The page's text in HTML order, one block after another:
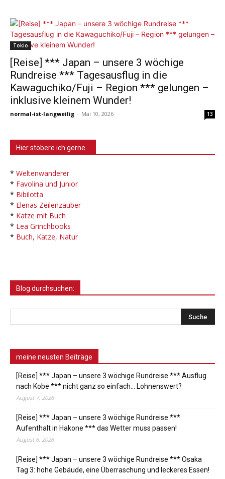
Tokio
[Reise] *** Japan – unsere 3 wöchige
Rundreise *** Tagesausflug in die
Kawaguchiko/Fuji – Region *** gelungen –
inklusive kleinem Wunder!
normal-ist-langweilig - Mai 10, 2026 13
Hier stöbere ich gerne…
* Weltenwanderer
* Favolina und Junior
* Bibilotta
* Elenas Zeilenzauber
* Katze mit Buch
* Lea Grinchbooks
* Buch, Katze, Natur
Blog durchsuchen:
meine neusten Beiträge
[Reise] *** Japan – unsere 3 wöchige Rundreise *** Ausflug
nach Kobe *** nicht ganz so einfach… Lohnenswert?
August 7, 2026
[Reise] *** Japan – unsere 3 wöchige Rundreise ***
Aufenthalt in Hakone *** das Wetter muss passen!
August 6, 2026
[Reise] *** Japan – unsere 3 wöchige Rundreise *** Osaka
Tag 3: hohe Gebäude, eine Überraschung und leckeres Essen!